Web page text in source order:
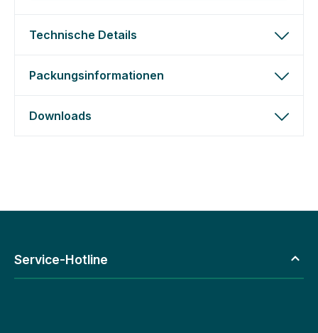
Technische Details
Packungsinformationen
Downloads
Service-Hotline